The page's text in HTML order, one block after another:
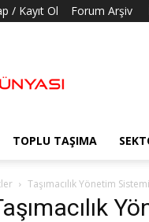
/ Kayıt Ol Forum Arşiv
TOPLU TAŞIMA
Taşımacılık Yönetim